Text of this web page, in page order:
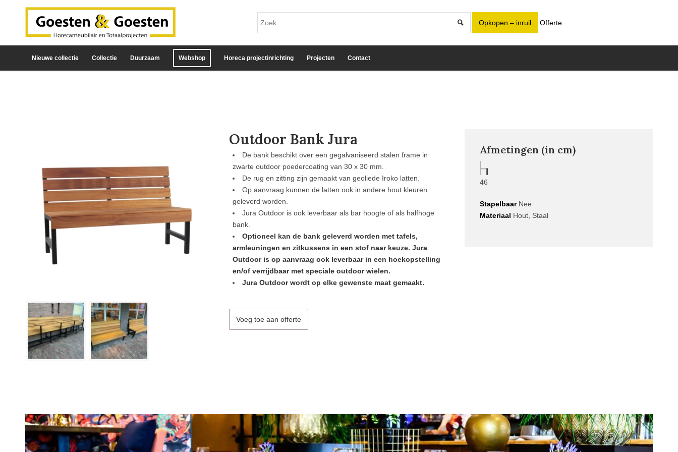
Opkopen – inruil Offerte
Nieuwe collectie Collectie Duurzaam Webshop Horeca projectinrichting Projecten Contact
Outdoor Bank Jura
De bank beschikt over een gegalvaniseerd stalen frame in
zwarte outdoor poedercoating van 30 x 30 mm.
De rug en zitting zijn gemaakt van geoliede Iroko latten.
Op aanvraag kunnen de latten ook in andere hout kleuren
geleverd worden.
Jura Outdoor is ook leverbaar als bar hoogte of als halfhoge
bank.
Optioneel kan de bank geleverd worden met tafels,
armleuningen en zitkussens in een stof naar keuze. Jura
Outdoor is op aanvraag ook leverbaar in een hoekopstelling
en/of verrijdbaar met speciale outdoor wielen.
Jura Outdoor wordt op elke gewenste maat gemaakt.
Voeg toe aan offerte
Afmetingen (in cm)
46
StapelbaarNee
Materiaal Hout, Staal